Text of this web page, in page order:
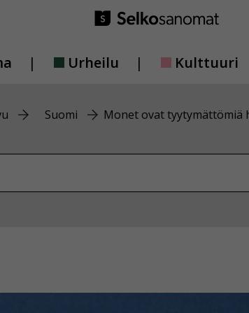
Urheilu Kulttuuri
Suomi Monet ovat tyytymättömiä